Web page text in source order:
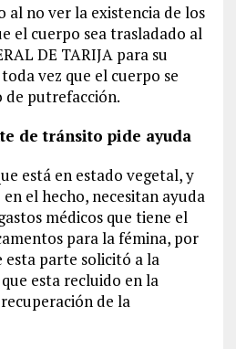
al no ver la existencia de los
el cuerpo sea trasladado al
DE TARIJA para su
vez que el cuerpo se
de putrefacción.
de tránsito pide ayuda
está en estado vegetal, y
el hecho, necesitan ayuda
médicos que tiene el
para la fémina, por
esta parte solicitó a la
esta recluido en la
de la